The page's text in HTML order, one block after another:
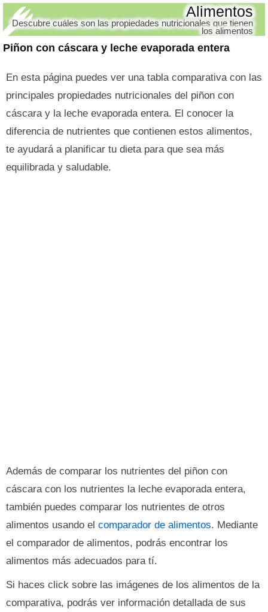
Piñon con cáscara y leche evaporada entera
Alimentos
Descubre cuáles son las propiedades nutricionales que tienen
los alimentos
En esta página puedes ver una tabla comparativa con las
principales propiedades nutricionales del piñon con
cáscara y la leche evaporada entera. El conocer la
diferencia de nutrientes que contienen estos alimentos,
te ayudará a planificar tu dieta para que sea más
equilibrada y saludable.
Además de comparar los nutrientes del piñon con
cáscara con los nutrientes la leche evaporada entera,
también puedes comparar los nutrientes de otros
alimentos usando el comparador de alimentos. Mediante
el comparador de alimentos, podrás encontrar los
alimentos más adecuados para tí.
Si haces click sobre las imágenes de los alimentos de la
comparativa, podrás ver información detallada de sus